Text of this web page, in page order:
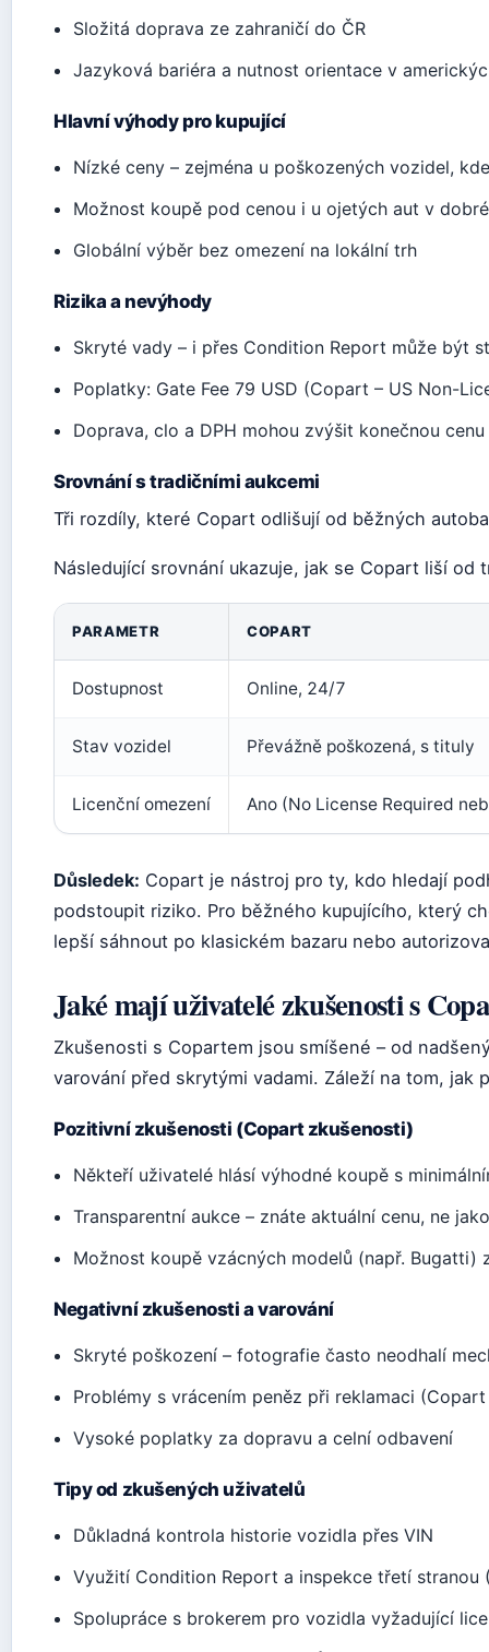
Složitá doprava ze zahraničí do ČR
Jazyková bariéra a nutnost orientace v
Hlavní výhody pro kupující
Nízké ceny – zejména u poškozených vozidel,
Možnost koupě pod cenou i u ojetých aut v
Globální výběr bez omezení na lokální trh
Rizika a nevýhody
Skryté vady – i přes Condition Report může být
Poplatky: Gate Fee 79 USD (Copart – US Non-
Doprava, clo a DPH mohou zvýšit konečnou
Srovnání s tradičními aukcemi
Tři rozdíly, které Copart odlišují od běžných
Následující srovnání ukazuje, jak se Copart liší od
PARAMETR COPART
Dostupnost Online, 24/7
Stav vozidel Převážně poškozená, s tituly
Licenční omezení Ano (No License Required
Důsledek: Copart je nástroj pro ty, kdo hledají
podstoupit riziko. Pro běžného kupujícího, který
lepší sáhnout po klasickém bazaru nebo
Jaké mají uživatelé zkušenosti s
Zkušenosti s Copartem jsou smíšené – od
varování před skrytými vadami. Záleží na tom, jak
Pozitivní zkušenosti (Copart zkušenosti)
Někteří uživatelé hlásí výhodné koupě s
Transparentní aukce – znáte aktuální cenu, ne
Možnost koupě vzácných modelů (např. Bugatti)
Negativní zkušenosti a varování
Skryté poškození – fotografie často neodhalí
Problémy s vrácením peněz při reklamaci
Vysoké poplatky za dopravu a celní odbavení
Tipy od zkušených uživatelů
Důkladná kontrola historie vozidla přes VIN
Využití Condition Report a inspekce třetí stranou
Spolupráce s brokerem pro vozidla vyžadující